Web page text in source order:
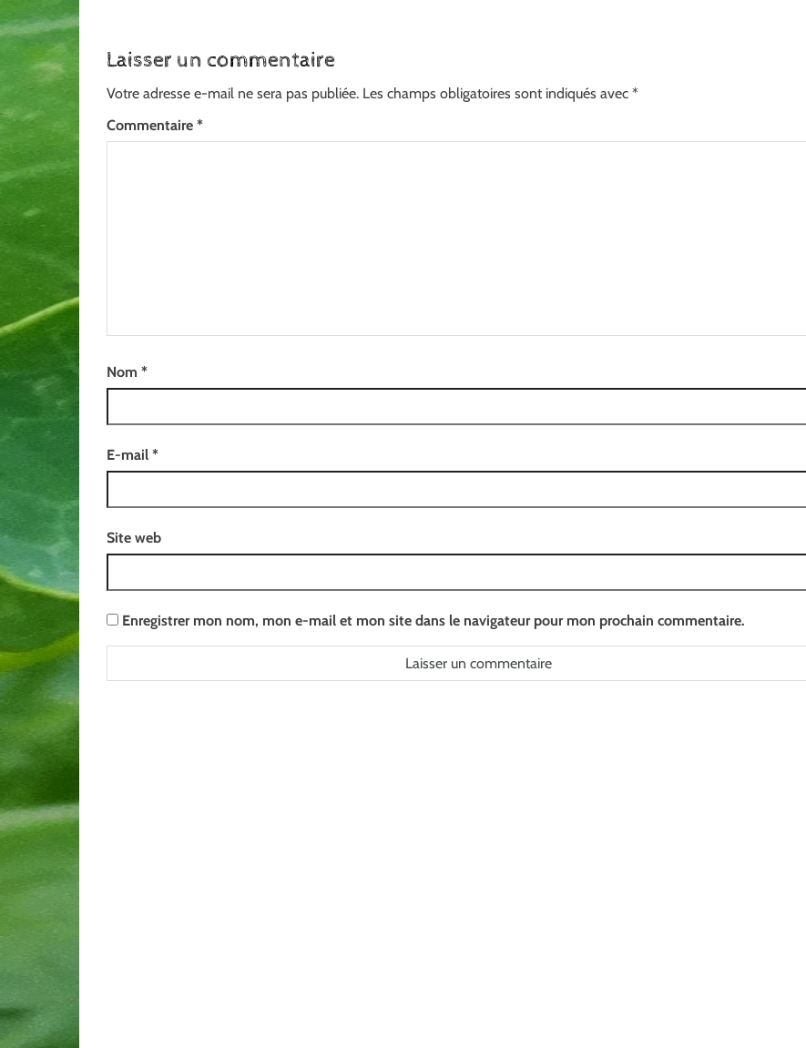
Laisser un commentaire
Votre adresse e-mail ne sera pas publiée. Les champs obligatoires sont indiqués avec *
Commentaire *
Nom *
E-mail *
Site web
Enregistrer mon nom, mon e-mail et mon site dans le navigateur pour mon prochain commentaire.